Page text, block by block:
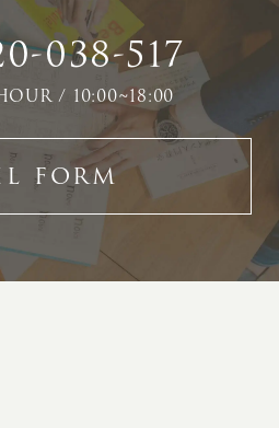
038-517
/ 10:00~18:00
FORM